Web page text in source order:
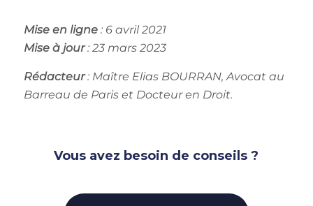
Mise en ligne: 6 avril 2021
Mise à jour: 23 mars 2023
Rédacteur: Maître Elias BOURRAN, Avocat au
Barreau de Paris et Docteur en Droit.
Vous avez besoin de conseils ?